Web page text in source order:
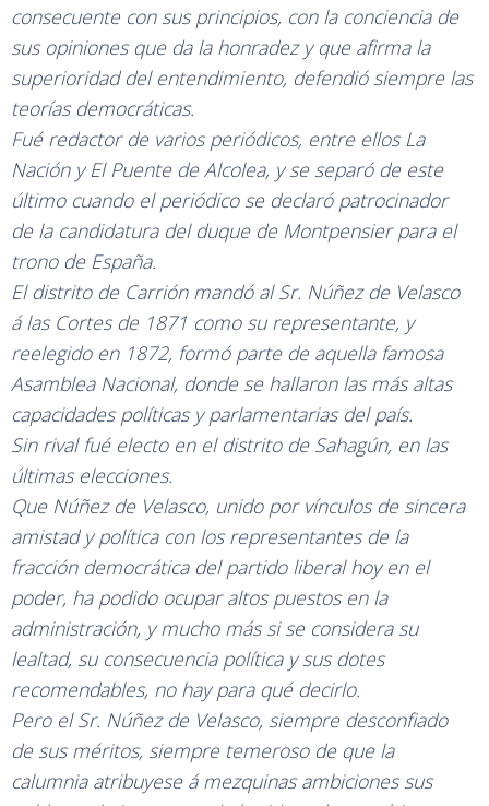
consecuente con sus principios, con la conciencia de
sus opiniones que da la honradez y que afirma la
superioridad del entendimiento, defendió siempre las
teorías democráticas.
Fué redactor de varios periódicos, entre ellos La
Nación y El Puente de Alcolea, y se separó de este
último cuando el periódico se declaró patrocinador
de la candidatura del duque de Montpensier para el
trono de España.
El distrito de Carrión mandó al Sr. Núñez de Velasco
á las Cortes de 1871 como su representante, y
reelegido en 1872, formó parte de aquella famosa
Asamblea Nacional, donde se hallaron las más altas
capacidades políticas y parlamentarias del país.
Sin rival fué electo en el distrito de Sahagún, en las
últimas elecciones.
Que Núñez de Velasco, unido por vínculos de sincera
amistad y política con los representantes de la
fracción democrática del partido liberal hoy en el
poder, ha podido ocupar altos puestos en la
administración, y mucho más si se considera su
lealtad, su consecuencia política y sus dotes
recomendables, no hay para qué decirlo.
Pero el Sr. Núñez de Velasco, siempre desconfiado
de sus méritos, siempre temeroso de que la
calumnia atribuyese á mezquinas ambiciones sus